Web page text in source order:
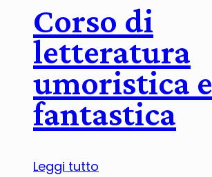
Corso di
letteratura
umoristica e
fantastica
Leggi tutto